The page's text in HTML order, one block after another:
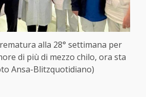
alla 28° settimana per
di più di mezzo chilo, ora sta
Ansa-Blitzquotidiano)